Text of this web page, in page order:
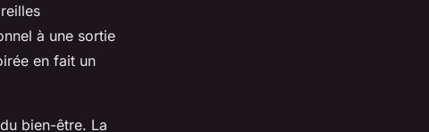
à une sortie
en fait un
bien-être. La